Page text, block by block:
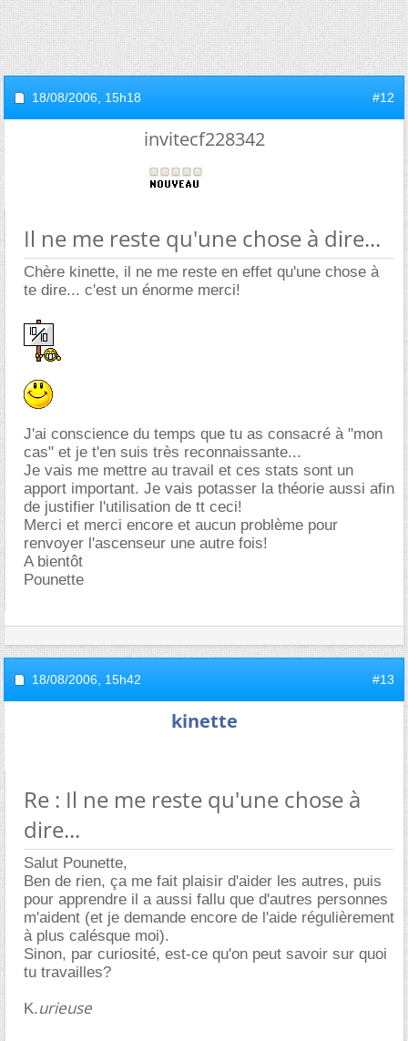
18/08/2006, 15h18 #12
invitecf228342
Il ne me reste qu'une chose à dire...
Chère kinette, il ne me reste en effet qu'une chose à
te dire... c'est un énorme merci!
J'ai conscience du temps que tu as consacré à "mon
cas" et je t'en suis très reconnaissante...
Je vais me mettre au travail et ces stats sont un
apport important. Je vais potasser la théorie aussi afin
de justifier l'utilisation de tt ceci!
Merci et merci encore et aucun problème pour
renvoyer l'ascenseur une autre fois!
A bientôt
Pounette
18/08/2006, 15h42 #13
kinette
Re : Il ne me reste qu'une chose à
dire...
Salut Pounette,
Ben de rien, ça me fait plaisir d'aider les autres, puis
pour apprendre il a aussi fallu que d'autres personnes
m'aident (et je demande encore de l'aide régulièrement
à plus calésque moi).
Sinon, par curiosité, est-ce qu'on peut savoir sur quoi
tu travailles?
K.urieuse